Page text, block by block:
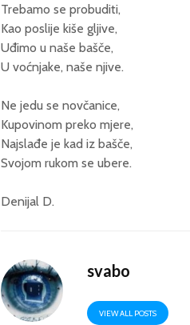
Trebamo se probuditi,
Kao poslije kiše gljive,
Uđimo u naše bašče,
U voćnjake, naše njive.
Ne jedu se novčanice,
Kupovinom preko mjere,
Najslađe je kad iz bašče,
Svojom rukom se ubere.
Denijal D.
svabo
VIEW ALL POSTS